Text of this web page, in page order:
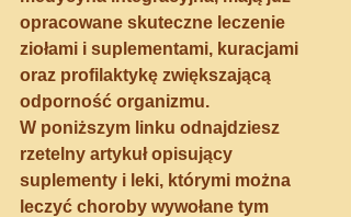
opracowane skuteczne leczenie
ziołami i suplementami, kuracjami
oraz profilaktykę zwiększającą
odporność organizmu.
W poniższym linku odnajdziesz
rzetelny artykuł opisujący
suplementy i leki, którymi można
leczyć choroby wywołane tym